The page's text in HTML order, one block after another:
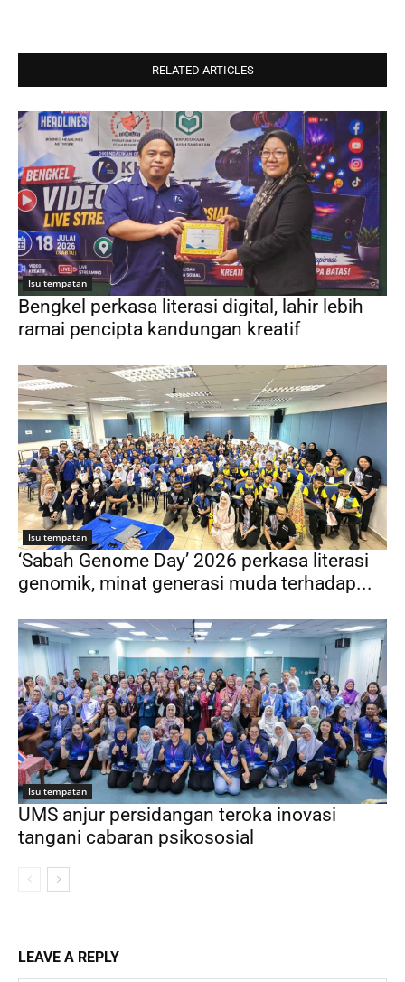
RELATED ARTICLES
Isu tempatan
Bengkel perkasa literasi digital, lahir lebih
ramai pencipta kandungan kreatif
Isu tempatan
‘Sabah Genome Day’ 2026 perkasa literasi
genomik, minat generasi muda terhadap...
Isu tempatan
UMS anjur persidangan teroka inovasi
tangani cabaran psikososial
LEAVE A REPLY